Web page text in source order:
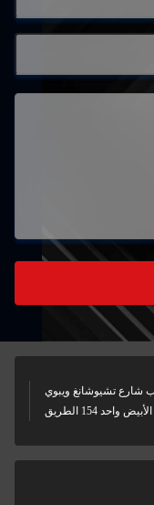
شارع تشيوشانغ ويبوي
واحد 154 الطريق